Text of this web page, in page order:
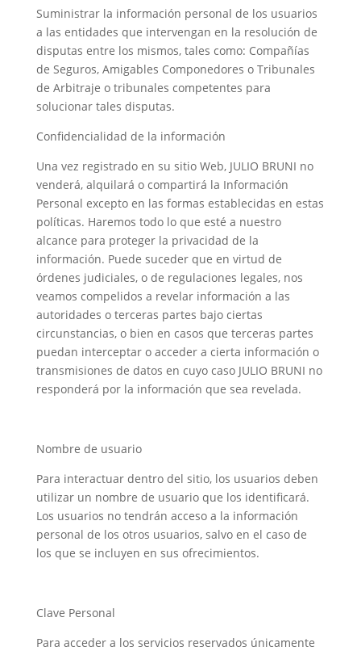
Suministrar la información personal de los usuarios
a las entidades que intervengan en la resolución de
disputas entre los mismos, tales como: Compañías
de Seguros, Amigables Componedores o Tribunales
de Arbitraje o tribunales competentes para
solucionar tales disputas.
Confidencialidad de la información
Una vez registrado en su sitio Web, JULIO BRUNI no
venderá, alquilará o compartirá la Información
Personal excepto en las formas establecidas en estas
políticas. Haremos todo lo que esté a nuestro
alcance para proteger la privacidad de la
información. Puede suceder que en virtud de
órdenes judiciales, o de regulaciones legales, nos
veamos compelidos a revelar información a las
autoridades o terceras partes bajo ciertas
circunstancias, o bien en casos que terceras partes
puedan interceptar o acceder a cierta información o
transmisiones de datos en cuyo caso JULIO BRUNI no
responderá por la información que sea revelada.
Nombre de usuario
Para interactuar dentro del sitio, los usuarios deben
utilizar un nombre de usuario que los identificará.
Los usuarios no tendrán acceso a la información
personal de los otros usuarios, salvo en el caso de
los que se incluyen en sus ofrecimientos.
Clave Personal
Para acceder a los servicios reservados únicamente